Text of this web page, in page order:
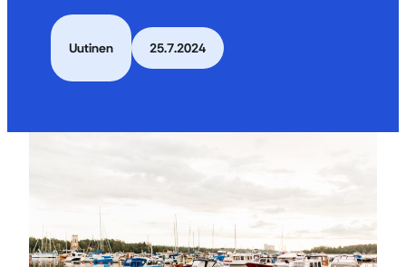
Uutinen 25.7.2024